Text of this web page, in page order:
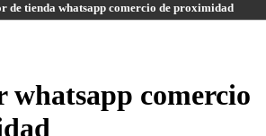
de tienda whatsapp comercio de proximidad
whatsapp comercio